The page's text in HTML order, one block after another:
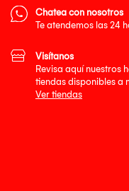
Chatea con nosotros
Te atendemos las 24
Visítanos
Revisa aquí nuestros
tiendas disponibles a
Ver tiendas